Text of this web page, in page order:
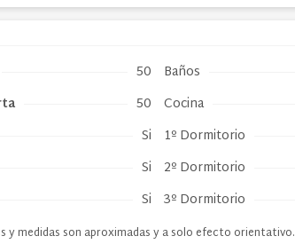
50
50
Si
Si
Si
Baños
Cocina
1º Dormitorio
2º Dormitorio
3º Dormitorio
y medidas son aproximadas y a solo efecto orientativo.